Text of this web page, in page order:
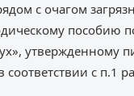
с очагом
пособию
утвержденному
с п.1